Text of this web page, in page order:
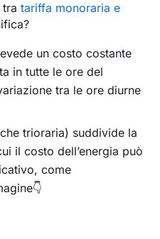
tariffa monoraria e
un costo costante
in tutte le ore del
tra le ore diurne
trioraria) suddivide la
il costo dell’energia può
come